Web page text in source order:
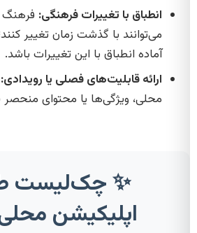
انطباق با تغییرات فرهنگی: فرهنگ
می‌توانند با گذشت زمان تغییر
آماده انطباق با این تغییرات باشد.
ارائه قابلیت‌های فصلی یا رویدادی:
محلی، ویژگی‌ها یا محتوای منحصر
✨ چک‌لیست
اپلیکیشن